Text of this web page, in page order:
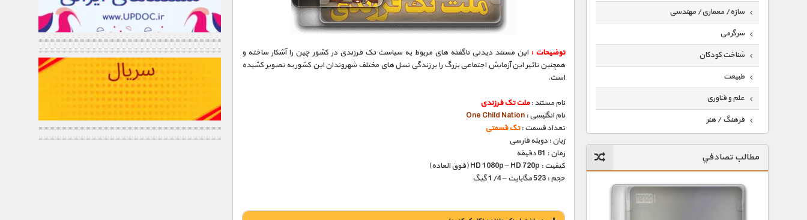
سازه/ معماری/ مهندسی
سرگرمی
شناخت کودکان
طبیعت
علم و فناوری
فرهنگ / هنر
گردشگری
ماورایی
مسابقات / ورزشی
مطالب تصادفي
توضیحات :این مستند دیدنی ناگفته‌ های مربوط به سیاست تک ‌فرزندی در کشور چین را آشکار ساخته و
همچنین تاثیر این آزمایش اجتماعی بزرگ را بر زندگی نسل ‌های مختلف شهروندان این کشور به تصویر کشیده
است.
نام مستند :ملت تک فرزندی
نام انگلیسی :One Child Nation
تعداد قسمت :تک قسمتی
زبان : دوبله فارسی
زمان : 81 دقیقه
کیفیت : HD 1080p – HD 720p (فوق العاده)
حجم : 523 مگابایت – 1/4 گیگ